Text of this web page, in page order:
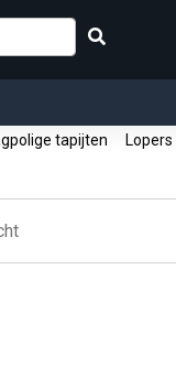
tapijten Lopers